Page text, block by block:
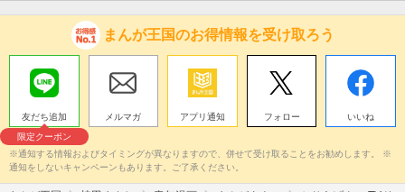
まんが王国のお得情報を受け取ろう
友だち追加
限定クーポン
メルマガ アプリ通知 フォロー いいね
※通知する情報およびタイミングが異なりますので、併せて受け取ることをお勧めします。 ※
通知をしないキャンペーンもあります。ご了承ください。